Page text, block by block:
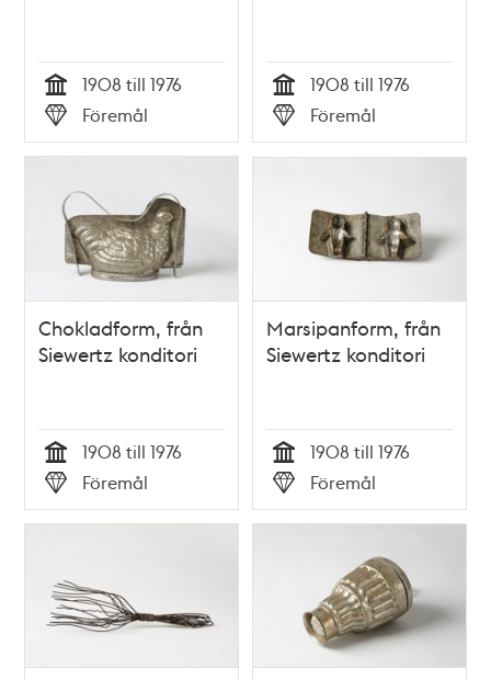
Tid
1908 till 1976
Typ
Föremål Tid
1908 till 1976
Typ
Föremål
Chokladform, från
Siewertz konditori
Tid
1908 till 1976
Typ
Föremål
Marsipanform, från
Siewertz konditori
Tid
1908 till 1976
Typ
Föremål